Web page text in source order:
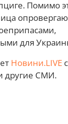
Помимо
для
Новини.LIVE
другие СМИ.